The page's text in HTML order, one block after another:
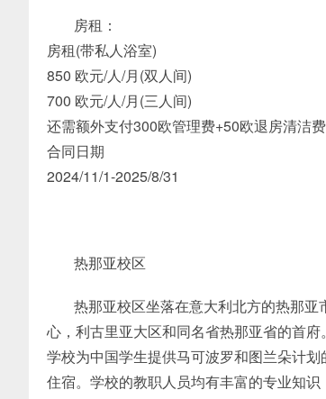
房租：
房租(带私人浴室)
850 欧元/人/月(双人间)
700 欧元/人/月(三人间)
还需额外支付300欧管理费+50欧退房清洁费
合同日期
2024/11/1-2025/8/31
热那亚校区
热那亚校区坐落在意大利北方的热那
心，利古里亚大区和同名省热那亚省的首府
学校为中国学生提供马可波罗和图兰朵计
住宿。学校的教职人员均有丰富的专业知识